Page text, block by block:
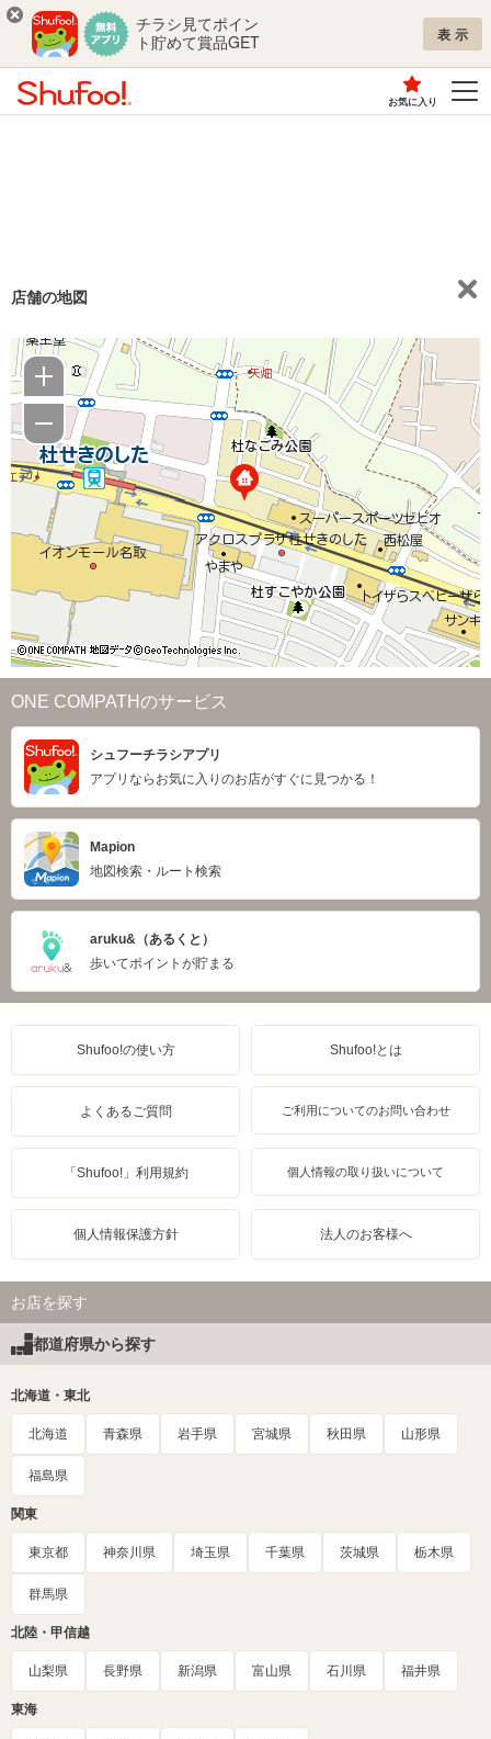
チラシ見てポイン
ト貯めて賞品GET
表示
お気に入り
店舗の地図
ONE COMPATHのサービス
シュフーチラシアプリ
アプリならお気に入りのお店がすぐに見つかる！
Mapion
地図検索・ルート検索
aruku&（あるくと）
歩いてポイントが貯まる
Shufoo!の使い方 Shufoo!とは
よくあるご質問 ご利用についてのお問い合わせ
「Shufoo!」利用規約 個人情報の取り扱いについて
個人情報保護方針 法人のお客様へ
お店を探す
都道府県から探す
北海道・東北
北海道 青森県 岩手県 宮城県 秋田県 山形県
福島県
関東
東京都 神奈川県 埼玉県 千葉県 茨城県 栃木県
群馬県
北陸・甲信越
山梨県 長野県 新潟県 富山県 石川県 福井県
東海